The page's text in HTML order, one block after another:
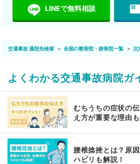
LINEで無料相談
交通事故 通院先検索 全国の整骨院・接骨院一覧 北
よくわかる交通事故病院ガ
むちうちの症状の
え方が重要な理由
腰椎捻挫とは？原
ハビリも解説！